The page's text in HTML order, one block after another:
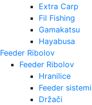
Extra Carp
Fil Fishing
Gamakatsu
Hayabusa
Feeder Ribolov
Feeder Ribolov
Hranilice
Feeder sistemi
Držači